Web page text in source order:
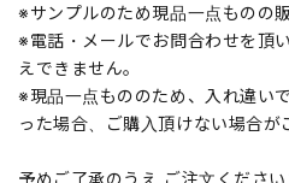
※サンプルのため現品一点ものの販
※電話・メールでお問合わせを頂
えできません。
※現品一点もののため、入れ違い
った場合、ご購入頂けない場合が
予めご了承のうえ ご注文くださ